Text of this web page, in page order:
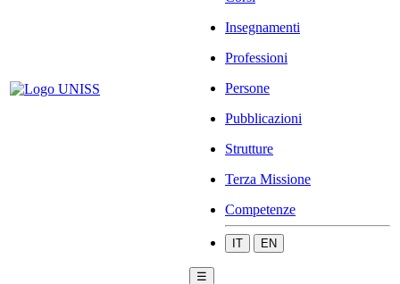
Insegnamenti
Professioni
Persone
Pubblicazioni
Strutture
Terza Missione
Competenze
IT EN
☰